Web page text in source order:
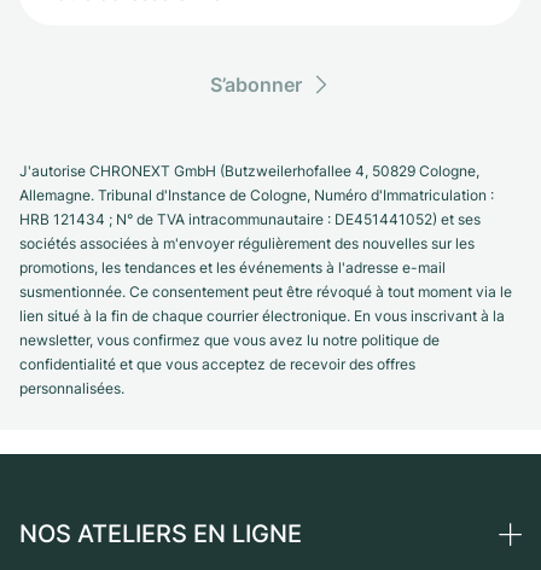
S’abonner
J'autorise CHRONEXT GmbH (Butzweilerhofallee 4, 50829 Cologne,
Allemagne. Tribunal d'Instance de Cologne, Numéro d'Immatriculation :
HRB 121434 ; N° de TVA intracommunautaire : DE451441052) et ses
sociétés associées à m'envoyer régulièrement des nouvelles sur les
promotions, les tendances et les événements à l'adresse e-mail
susmentionnée. Ce consentement peut être révoqué à tout moment via le
lien situé à la fin de chaque courrier électronique. En vous inscrivant à la
newsletter, vous confirmez que vous avez lu notre politique de
confidentialité et que vous acceptez de recevoir des offres
personnalisées.
NOS ATELIERS EN LIGNE